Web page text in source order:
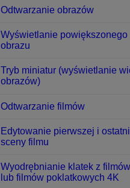
Odtwarzanie obrazów
Wyświetlanie powiększonego
obrazu
Tryb miniatur (wyświetlanie
obrazów)
Odtwarzanie filmów
Edytowanie pierwszej i
sceny filmu
Wyodrębnianie klatek z
lub filmów poklatkowych 4K